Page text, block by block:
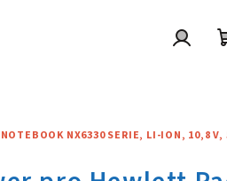
NX6330 SERIE, LI-ION, 10,8